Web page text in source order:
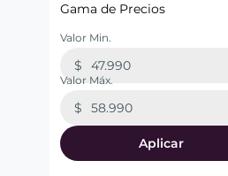
Gama de Precios
$
$
Aplicar